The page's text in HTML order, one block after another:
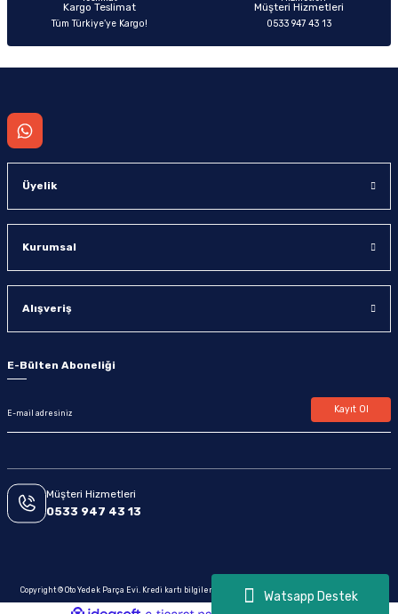
Watsapp Destek
Kargo Teslimat
Tüm Türkiye’ye Kargo!
Müşteri Hizmetleri
0533 947 43 13
Üyelik
Kurumsal
Alışveriş
E-Bülten Aboneliği
Kayıt Ol
Müşteri Hizmetleri
0533 947 43 13
Copyright © Oto Yedek Parça Evi. Kredi kartı bilgileriniz 256bit SSL sertifikası ile korunmaktadır.